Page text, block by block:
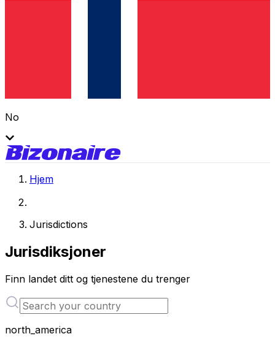
No
Hjem
Jurisdictions
Jurisdiksjoner
Finn landet ditt og tjenestene du trenger
north_america